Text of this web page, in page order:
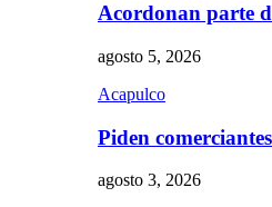
Acordonan parte
agosto 5, 2026
Acapulco
Piden
agosto 3, 2026